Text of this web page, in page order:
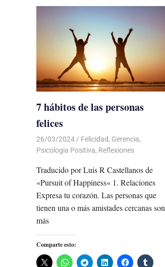
7 hábitos de las personas
felices
26/03/2024 De todo un Poco
Felicidad, Gerencia,
Psicologia Positiva, Reflexiones
Traducido por Luis R Castellanos de
«Pursuit of Happiness« 1. Relaciones
Expresa tu corazón. Las personas que
tienen una o más amistades cercanas son
más
Comparte esto: